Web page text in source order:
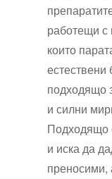
работещи с
които
естествени
подходящо
и силни
Подходящо
и иска да
преносими,